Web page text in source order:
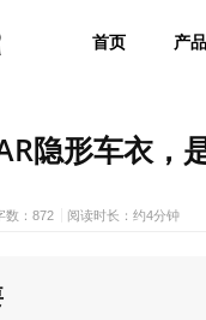
首页 产
隐形车衣，
数：872 阅读时长：约4分钟